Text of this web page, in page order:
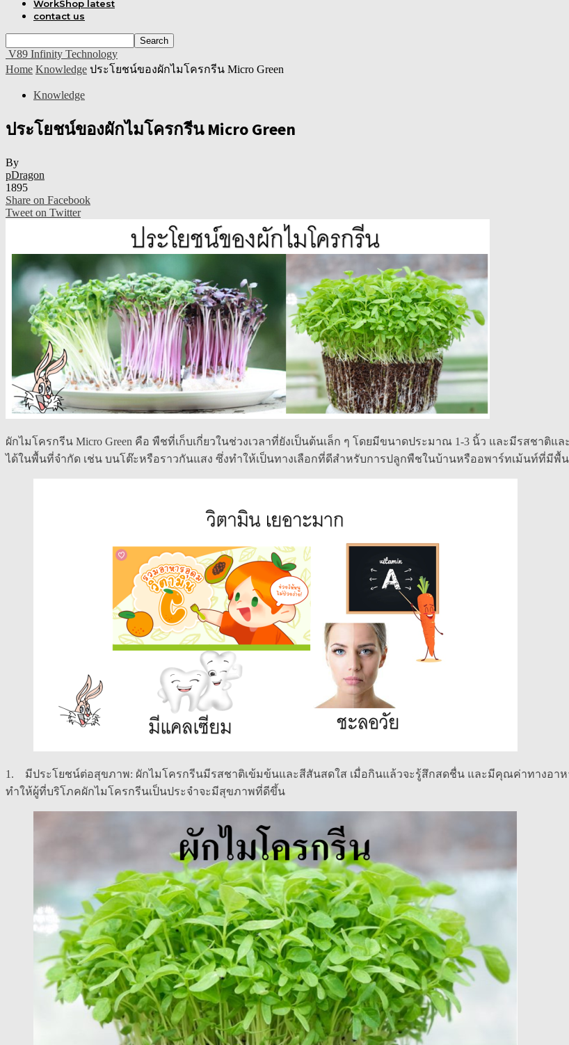
WorkShop latest
contact us
V89 Infinity Technology
Home Knowledge ประโยชน์ของผักไมโครกรีน Micro Green
Knowledge
ประโยชน์ของผักไมโครกรีน Micro Green
By
pDragon
1895
Share on Facebook
Tweet on Twitter
ผักไมโครกรีน Micro Green คือ พืชที่เก็บเกี่ยวในช่วงเวลาที่ยังเป็นต้นเล็ก ๆ โดยมีขนาดประมาณ 1-3 นิ้ว และมีรสชา
ได้ในพื้นที่จำกัด เช่น บนโต๊ะหรือราวกันแสง ซึ่งทำให้เป็นทางเลือกที่ดีสำหรับการปลูกพืชในบ้านหรืออพาร์ทเม้นท์ที่มี
1. มีประโยชน์ต่อสุขภาพ: ผักไมโครกรีนมีรสชาติเข้มข้นและสีสันสดใส เมื่อกินแล้วจะรู้สึกสดชื่น และมีคุณค่าทางอาห
ทำให้ผู้ที่บริโภคผักไมโครกรีนเป็นประจำจะมีสุขภาพที่ดีขึ้น